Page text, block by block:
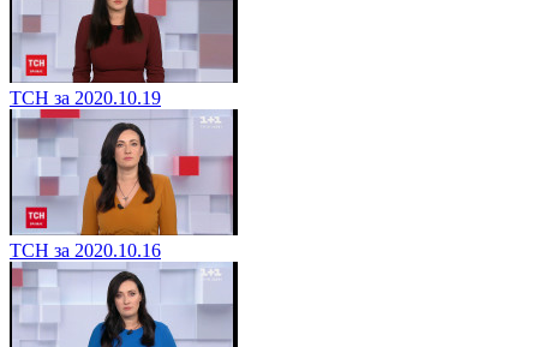
ТСН за 2020.10.19
ТСН за 2020.10.16